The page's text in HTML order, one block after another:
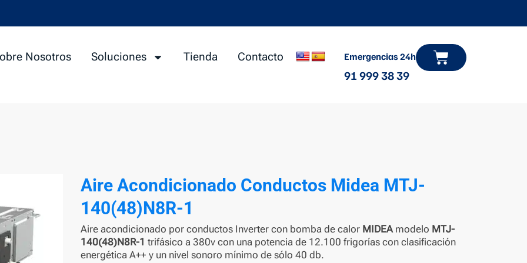
Nosotros Soluciones Tienda Contacto Emergencias 24h
91 999 38 39
Carrito
Aire Acondicionado Conductos Midea MTJ-
140(48)N8R-1
Aire acondicionado por conductos Inverter con bomba de calor MIDEAmodelo MTJ-
140(48)N8R-1 trifásico a 380v con una potencia de 12.100 frigorías con clasificación
energética A++ y un nivel sonoro mínimo de sólo 40 db.